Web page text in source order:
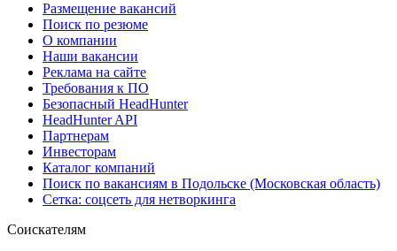
Размещение вакансий
Поиск по резюме
О компании
Наши вакансии
Реклама на сайте
Требования к ПО
Безопасный HeadHunter
HeadHunter API
Партнерам
Инвесторам
Каталог компаний
Поиск по вакансиям в Подольске (Московская область)
Сетка: соцсеть для нетворкинга
Соискателям